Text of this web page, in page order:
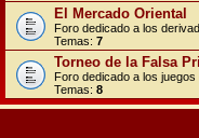
El Mercado Oriental
Foro dedicado a los
Temas: 7
Torneo de la Falsa
Foro dedicado a los
Temas: 8